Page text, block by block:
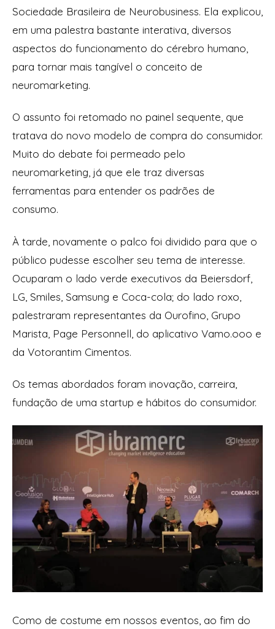
Sociedade Brasileira de Neurobusiness. Ela explicou,
em uma palestra bastante interativa, diversos
aspectos do funcionamento do cérebro humano,
para tornar mais tangível o conceito de
neuromarketing.
O assunto foi retomado no painel sequente, que
tratava do novo modelo de compra do consumidor.
Muito do debate foi permeado pelo
neuromarketing, já que ele traz diversas
ferramentas para entender os padrões de
consumo.
À tarde, novamente o palco foi dividido para que o
público pudesse escolher seu tema de interesse.
Ocuparam o lado verde executivos da Beiersdorf,
LG, Smiles, Samsung e Coca-cola; do lado roxo,
palestraram representantes da Ourofino, Grupo
Marista, Page Personnell, do aplicativo Vamo.ooo e
da Votorantim Cimentos.
Os temas abordados foram inovação, carreira,
fundação de uma startup e hábitos do consumidor.
Como de costume em nossos eventos, ao fim do